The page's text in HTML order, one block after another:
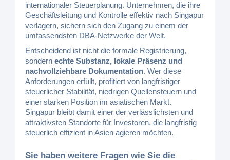
internationaler Steuerplanung. Unternehmen, die ihre
Geschäftsleitung und Kontrolle effektiv nach Singapur
verlagern, sichern sich den Zugang zu einem der
umfassendsten DBA-Netzwerke der Welt.
Entscheidend ist nicht die formale Registrierung,
sondernechte Substanz, lokale Präsenz und
nachvollziehbare Dokumentation. Wer diese
Anforderungen erfüllt, profitiert von langfristiger
steuerlicher Stabilität, niedrigen Quellensteuern und
einer starken Position im asiatischen Markt.
Singapur bleibt damit einer der verlässlichsten und
attraktivsten Standorte für Investoren, die langfristig
steuerlich effizient in Asien agieren möchten.
Sie haben weitere Fragenwie Sie die